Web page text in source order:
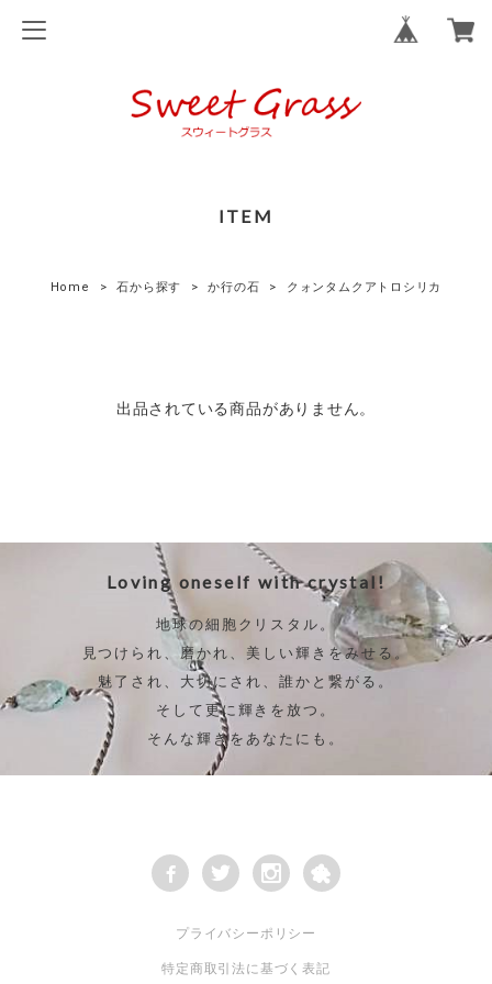
ITEM
Home 石から探す か行の石 クォンタムクアトロシリカ
出品されている商品がありません。
Loving oneself with crystal!
地球の細胞クリスタル。
見つけられ、磨かれ、美しい輝きをみせる。
魅了され、大切にされ、誰かと繋がる。
そして更に輝きを放つ。
そんな輝きをあなたにも。
プライバシーポリシー
特定商取引法に基づく表記